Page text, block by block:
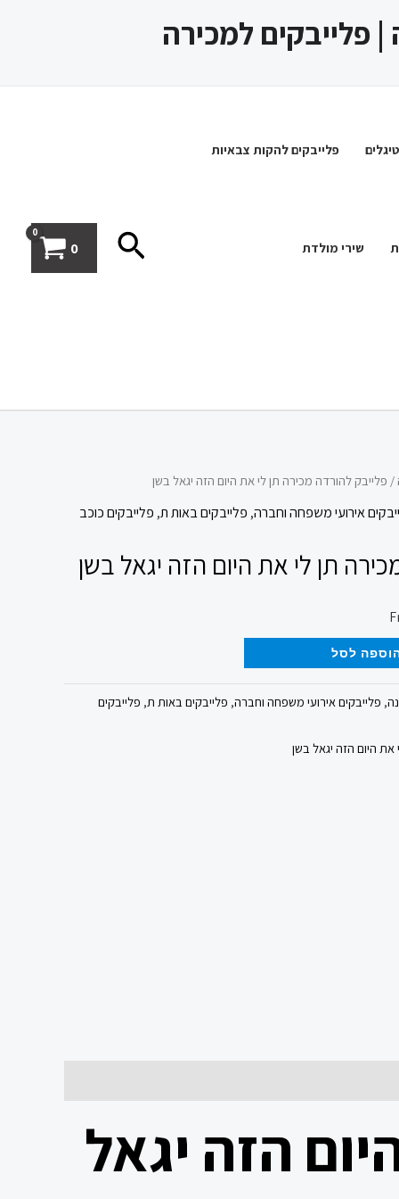
| פלייבקים למכירה
פלייבקים להקות צבאיות
שירי מולדת חיפוש0
/ פלייבק להורדה מכירה תן לי את היום הזה יגאל בשן
אירועי משפחה וחברה, פלייבקים באות ת, פלייבקים כוכב
תן לי את היום הזה יגאל בשן
לסל
, פלייבקים אירועי משפחה וחברה, פלייבקים באות ת, פלייבקים
את היום הזה יגאל בשן
הזה יגאל